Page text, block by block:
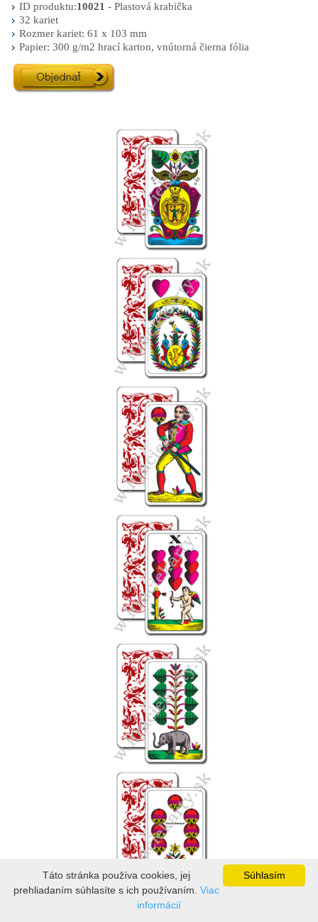
ID produktu:10021 - Plastová krabička
32 kariet
Rozmer kariet: 61 x 103 mm
Papier: 300 g/m2 hrací karton, vnútorná čierna fólia
Súhlasím
Táto stránka používa cookies, jej
prehliadaním súhlasíte s ich používaním. Viac
informácií